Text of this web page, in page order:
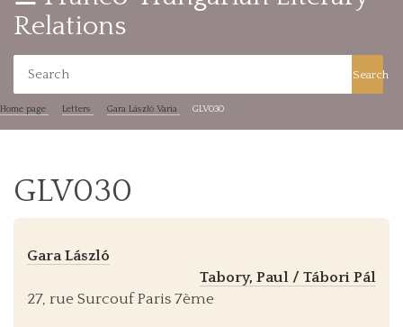
Relations
Search
Home page Letters Gara László Varia GLV030
GLV030
Gara László
Tabory, Paul / Tábori Pál
27, rue Surcouf Paris 7ème